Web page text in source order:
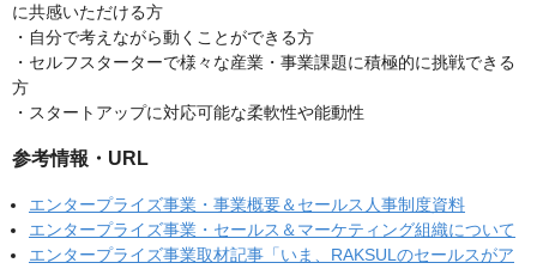
に共感いただける方
・自分で考えながら動くことができる方
・セルフスターターで様々な産業・事業課題に積極的に挑戦できる
方
・スタートアップに対応可能な柔軟性や能動性
参考情報・URL
エンタープライズ事業・事業概要＆セールス人事制度資料
エンタープライズ事業・セールス＆マーケティング組織について
エンタープライズ事業取材記事「いま、RAKSULのセールスがア